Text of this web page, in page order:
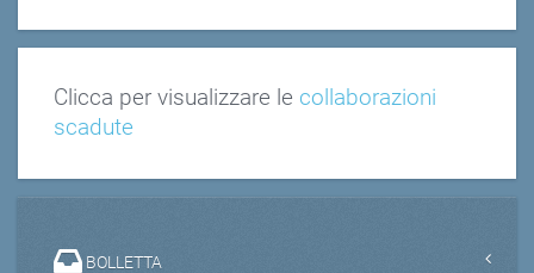
Clicca per visualizzare le collaborazioni
scadute
BOLLETTA